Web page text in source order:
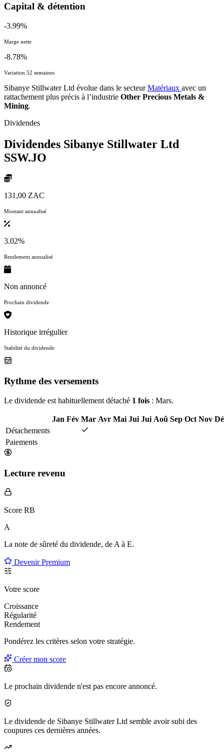
Capital & détention
-3.99%
Marge nette
-8.78%
Variation 52 semaines
Sibanye Stillwater Ltd évolue dans le secteurMatériaux avec un
rattachement plus précis à l’industrie Other Precious Metals &
Mining.
Dividendes
Dividendes Sibanye Stillwater Ltd
SSW.JO
131,00 ZAC
Montant annualisé
3.02%
Rendement annualisé
Non annoncé
Prochain dividende
Historique irrégulier
Stabilité du dividende
Rythme des versements
Le dividende est habituellement détaché 1 fois : Mars.
Jan Fév Mar Avr Mai Jui Jui Aoû Sep Oct Nov
Détachements
Paiements
Lecture revenu
Score RB
A
La note de sûreté du dividende, de A à E.
Devenir Premium
Votre score
Croissance
Régularité
Rendement
Pondérez les critères selon votre stratégie.
Créer mon score
Le prochain dividende n'est pas encore annoncé.
Le dividende de Sibanye Stillwater Ltd semble avoir subi des
coupures ces dernières années.